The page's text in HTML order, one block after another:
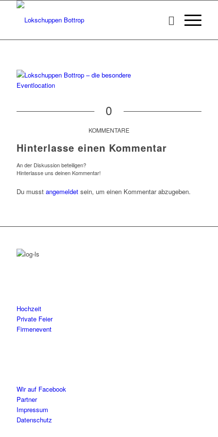
0
KOMMENTARE
Hinterlasse einen Kommentar
An der Diskussion beteiligen?
Hinterlasse uns deinen Kommentar!
Du musst angemeldetsein, um einen Kommentar abzugeben.
Hochzeit
Private Feier
Firmenevent
Wir auf Facebook
Partner
Impressum
Datenschutz